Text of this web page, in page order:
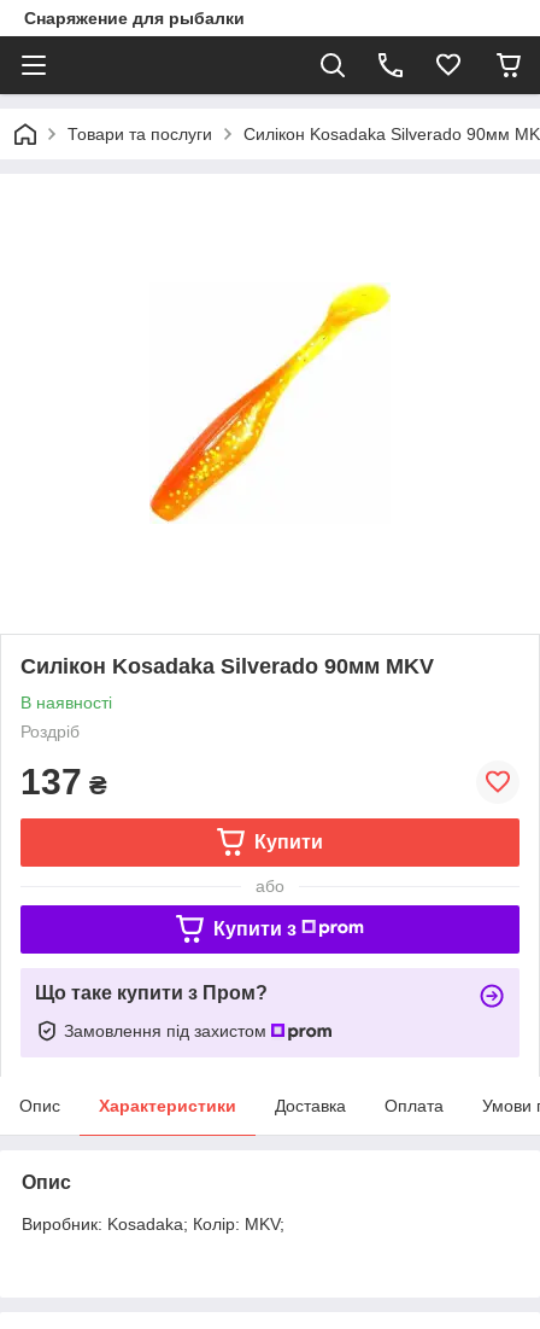
Снаряжение для рыбалки
Товари та послуги Силікон Kosadaka Silverado 90мм
Силікон Kosadaka Silverado 90мм MKV
В наявності
Роздріб
137 ₴
Купити
або
Купити з
Що таке купити з Пром?
Замовлення під захистом
Опис Характеристики Доставка Оплата Умови
Опис
Виробник: Kosadaka; Колір: MKV;